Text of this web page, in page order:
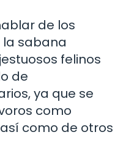
de los
la sabana
felinos
de
ya que se
como
como de otros